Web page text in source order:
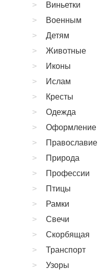
Виньетки
Военным
Детям
Животные
Иконы
Ислам
Кресты
Одежда
Оформление
Православие
Природа
Профессии
Птицы
Рамки
Свечи
Скорбящая
Транспорт
Узоры